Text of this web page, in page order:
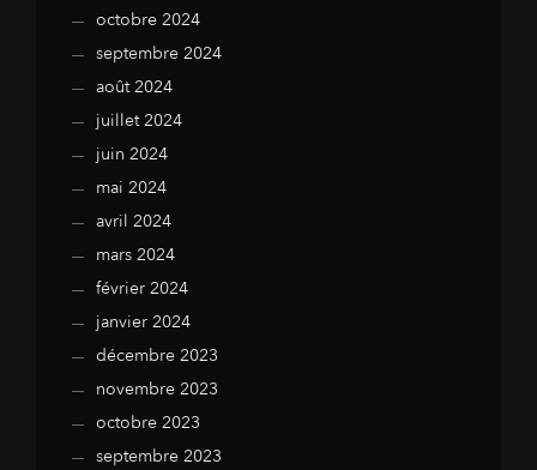
octobre 2024
septembre 2024
août 2024
juillet 2024
juin 2024
mai 2024
avril 2024
mars 2024
février 2024
janvier 2024
décembre 2023
novembre 2023
octobre 2023
septembre 2023